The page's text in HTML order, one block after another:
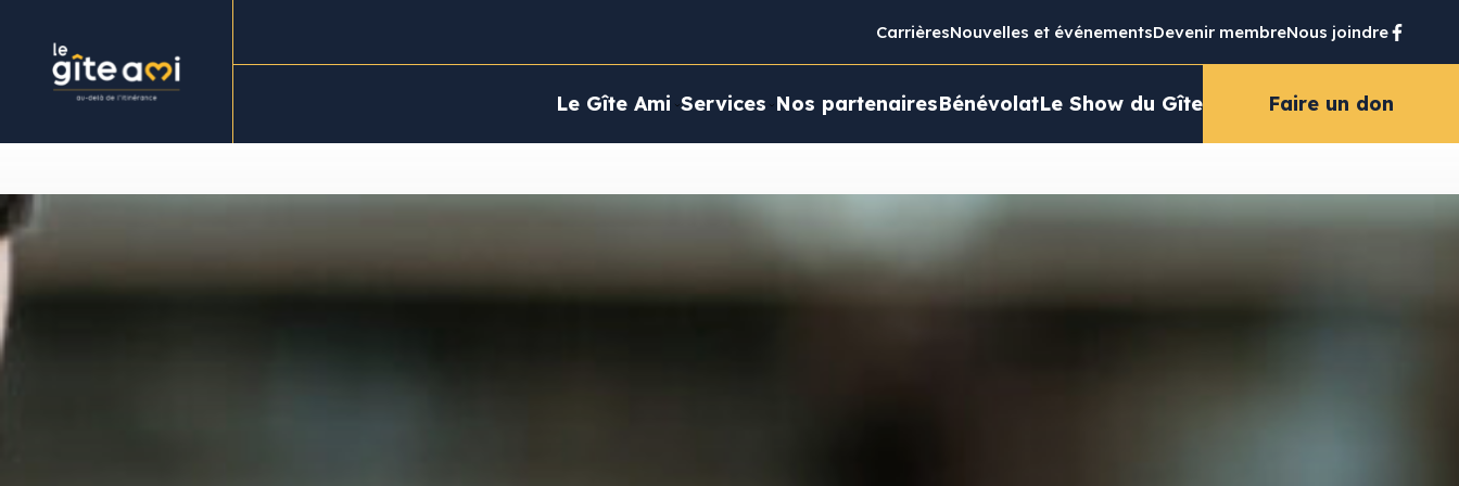
CarrièresNouvelles et événementsDevenir membreNous joindre
Le Gîte Ami Services Nos partenairesBénévolatLe Show du Gîte Faire un don